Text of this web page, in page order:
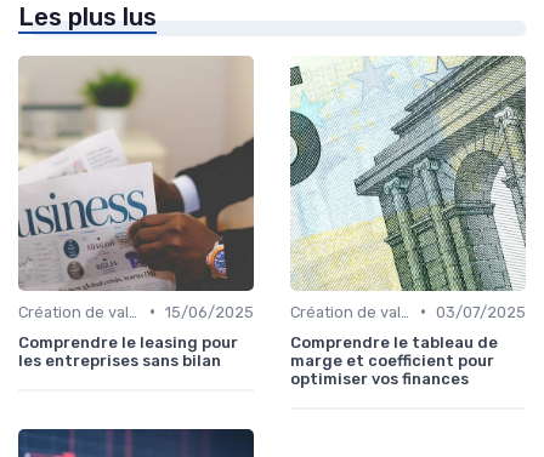
Les plus lus
• 15/06/2025
Comprendre le leasing pour
les entreprises sans bilan
• 03/07/2025
Comprendre le tableau de
marge et coefficient pour
optimiser vos finances